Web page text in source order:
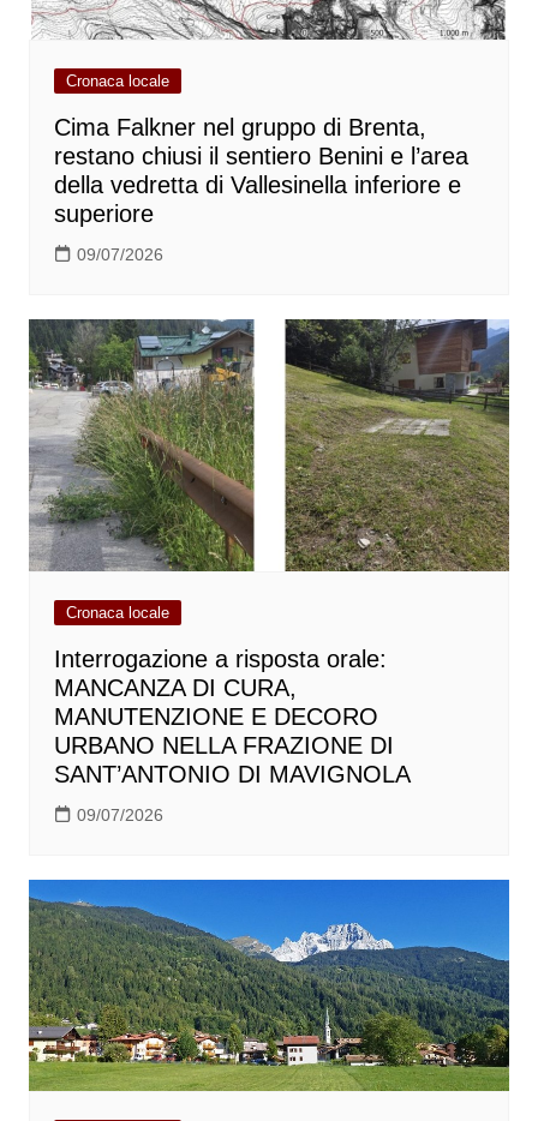
Cronaca locale
Cima Falkner nel gruppo di Brenta,
restano chiusi il sentiero Benini e l’area
della vedretta di Vallesinella inferiore e
superiore
09/07/2026
Cronaca locale
Interrogazione a risposta orale:
MANCANZA DI CURA,
MANUTENZIONE E DECORO
URBANO NELLA FRAZIONE DI
SANT’ANTONIO DI MAVIGNOLA
09/07/2026